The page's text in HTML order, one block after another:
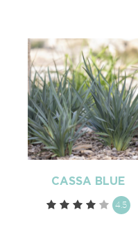
CASSA BLUE
4.5